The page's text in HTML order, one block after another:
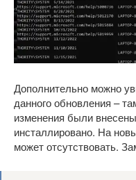
Дополнительно можно
данного обновления –
изменения были
инсталлировано. На
может отсутствовать.